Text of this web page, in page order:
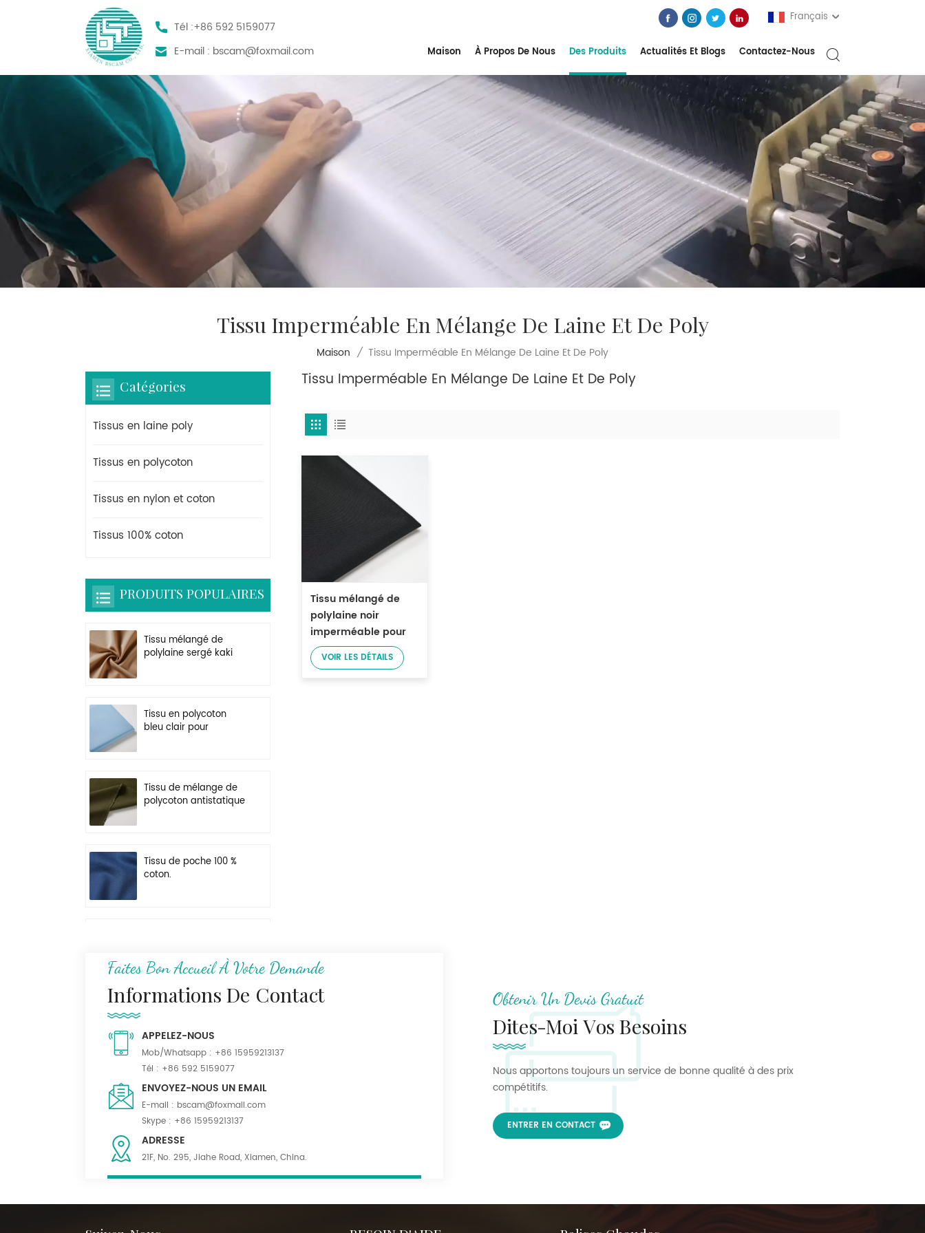
Tél :+86 592 5159077
E-mail : bscam@foxmail.com
Français
Maison À Propos De Nous Des Produits Actualités Et Blogs Contactez-Nous
Tissu Imperméable En Mélange De Laine Et De Poly
Maison / Tissu Imperméable En Mélange De Laine Et De Poly
Tissu Imperméable En Mélange De Laine Et De Poly
Tissu mélangé de
polylaine noir
imperméable pour
costumes
VOIR LES DÉTAILS
Catégories
Tissus en laine poly
Tissus en polycoton
Tissus en nylon et coton
Tissus 100% coton
PRODUITS POPULAIRES
Tissu mélangé de
polylaine sergé kaki
Tissu en polycoton
bleu clair pour
Tissu de mélange de
polycoton antistatique
Tissu de poche 100 %
coton.
montagne numérique
Ripstop 50/50
mélangée pour
uniforme
Tissu mélangé de
imperméable pour
costumes
Faites Bon Accueil À Votre Demande
Informations De Contact
APPELEZ-NOUS
Mob/Whatsapp : +86 15959213137
Tél : +86 592 5159077
ENVOYEZ-NOUS UN EMAIL
E-mail : bscam@foxmail.com
Skype : +86 15959213137
ADRESSE
21F, No. 295, Jiahe Road, Xiamen, China.
Obtenir Un Devis Gratuit
Dites-Moi Vos Besoins
Nous apportons toujours un service de bonne qualité à des prix
compétitifs.
ENTRER EN CONTACT